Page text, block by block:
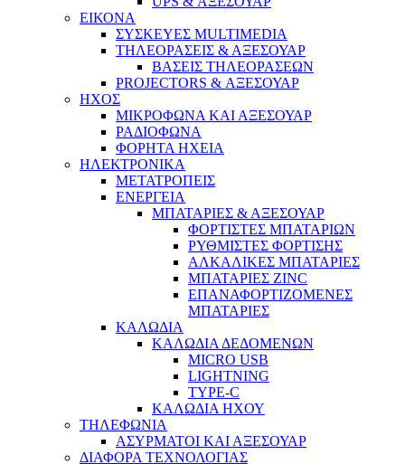
ΕΙΚΟΝΑ
ΣΥΣΚΕΥΕΣ MULTIMEDIA
ΤΗΛΕΟΡΑΣΕΙΣ & ΑΞΕΣΟΥΑΡ
ΒΑΣΕΙΣ ΤΗΛΕΟΡΑΣΕΩΝ
PROJECTORS & ΑΞΕΣΟΥΑΡ
ΗΧΟΣ
ΜΙΚΡΟΦΩΝΑ ΚΑΙ ΑΞΕΣΟΥΑΡ
ΡΑΔΙΟΦΩΝΑ
ΦΟΡΗΤΑ ΗΧΕΙΑ
ΗΛΕΚΤΡΟΝΙΚΑ
ΜΕΤΑΤΡΟΠΕΙΣ
ΕΝΕΡΓΕΙΑ
ΜΠΑΤΑΡΙΕΣ & ΑΞΕΣΟΥΑΡ
ΦΟΡΤΙΣΤΕΣ ΜΠΑΤΑΡΙΩΝ
ΡΥΘΜΙΣΤΕΣ ΦΟΡΤΙΣΗΣ
ΑΛΚΑΛΙΚΕΣ ΜΠΑΤΑΡΙΕΣ
ΜΠΑΤΑΡΙΕΣ ZINC
ΕΠΑΝΑΦΟΡΤΙΖΟΜΕΝΕΣ
ΜΠΑΤΑΡΙΕΣ
ΚΑΛΩΔΙΑ
ΚΑΛΩΔΙΑ ΔΕΔΟΜΕΝΩΝ
MICRO USB
LIGHTNING
TYPE-C
ΚΑΛΩΔΙΑ ΗΧΟΥ
ΤΗΛΕΦΩΝΙΑ
ΑΣΥΡΜΑΤΟΙ ΚΑΙ ΑΞΕΣΟΥΑΡ
ΔΙΑΦΟΡΑ ΤΕΧΝΟΛΟΓΙΑΣ